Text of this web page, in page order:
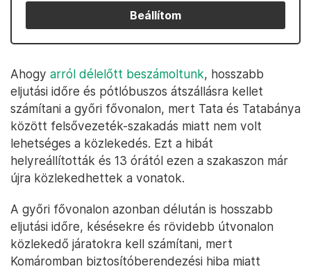
Beállítom
Ahogy arról délelőtt beszámoltunk, hosszabb
eljutási időre és pótlóbuszos átszállásra kellet
számítani a győri fővonalon, mert Tata és Tatabánya
között felsővezeték-szakadás miatt nem volt
lehetséges a közlekedés. Ezt a hibát
helyreállították és 13 órától ezen a szakaszon már
újra közlekedhettek a vonatok.
A győri fővonalon azonban délután is hosszabb
eljutási időre, késésekre és rövidebb útvonalon
közlekedő járatokra kell számítani, mert
Komáromban biztosítóberendezési hiba miatt